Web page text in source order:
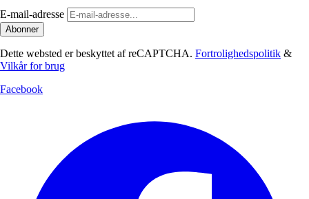
E-mail-adresse
Abonner
Dette websted er beskyttet af reCAPTCHA. Fortrolighedspolitik &
Vilkår for brug
Facebook